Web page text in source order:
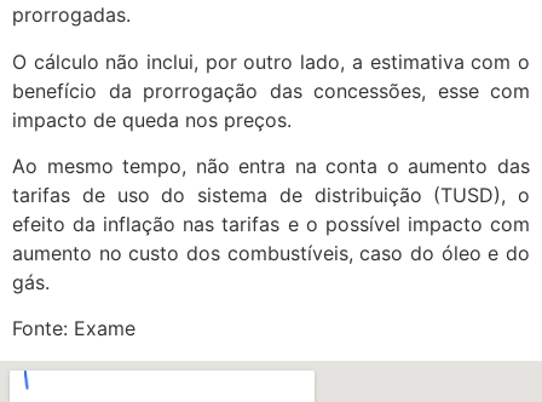
prorrogadas.
O cálculo não inclui, por outro lado, a estimativa com o
benefício da prorrogação das concessões, esse com
impacto de queda nos preços.
Ao mesmo tempo, não entra na conta o aumento das
tarifas de uso do sistema de distribuição (TUSD), o
efeito da inflação nas tarifas e o possível impacto com
aumento no custo dos combustíveis, caso do óleo e do
gás.
Fonte: Exame